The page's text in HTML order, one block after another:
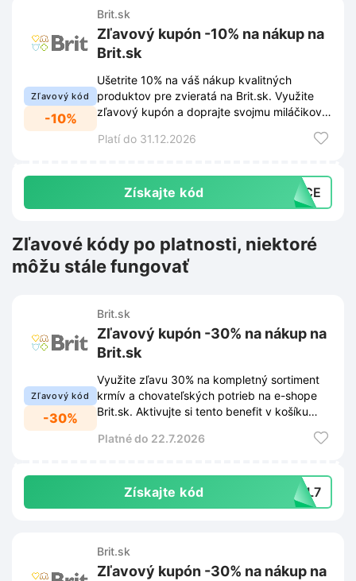
Zľavový kód
-10%
Brit.sk
Zľavový kupón -10% na nákup na
Brit.sk
Ušetrite 10% na váš nákup kvalitných
produktov pre zvieratá na Brit.sk. Využite
zľavový kupón a doprajte svojmu miláčikovi
Platí do 31.12.2026
Získajte kód NOCE
Zľavové kódy po platnosti, niektoré
môžu stále fungovať
Zľavový kód
-30%
Brit.sk
Zľavový kupón -30% na nákup na
Brit.sk
Využite zľavu 30% na kompletný sortiment
krmív a chovateľských potrieb na e-shope
Brit.sk. Aktivujte si tento benefit v košíku
Platné do 22.7.2026
Získajte kód 5-L7
Brit.sk
Zľavový kupón -30% na nákup na